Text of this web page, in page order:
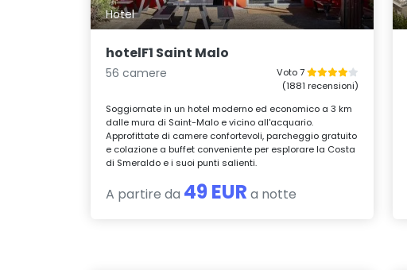
Hotel
hotelF1 Saint Malo
56 camere
Voto 7
(1881 recensioni)
Soggiornate in un hotel moderno ed economico a 3 km
dalle mura di Saint-Malo e vicino all'acquario.
Approfittate di camere confortevoli, parcheggio gratuito
e colazione a buffet conveniente per esplorare la Costa
di Smeraldo e i suoi punti salienti.
A partire da 49 EUR a notte